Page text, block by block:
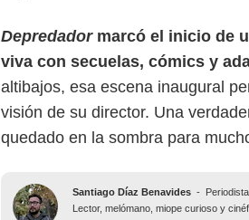
Depredadormarcó el inicio de
viva con secuelas, cómics y
altibajos, esa escena inaugural
visión de su director. Una
quedado en la sombra para
Santiago Díaz Benavides -
Periodista
Lector, melómano, miope curioso y